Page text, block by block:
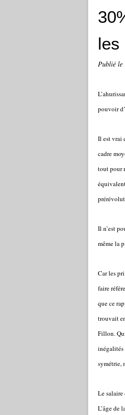
les
Publié le
pouvoir
Il est vrai
cadre
tout pour
Il n’est
même la
Car les
faire
que ce
trouvait
Fillon.
inégalités
symétrie,
Le
L’âge de